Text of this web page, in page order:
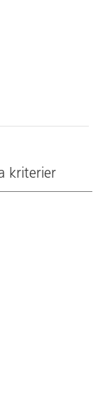
kriterier